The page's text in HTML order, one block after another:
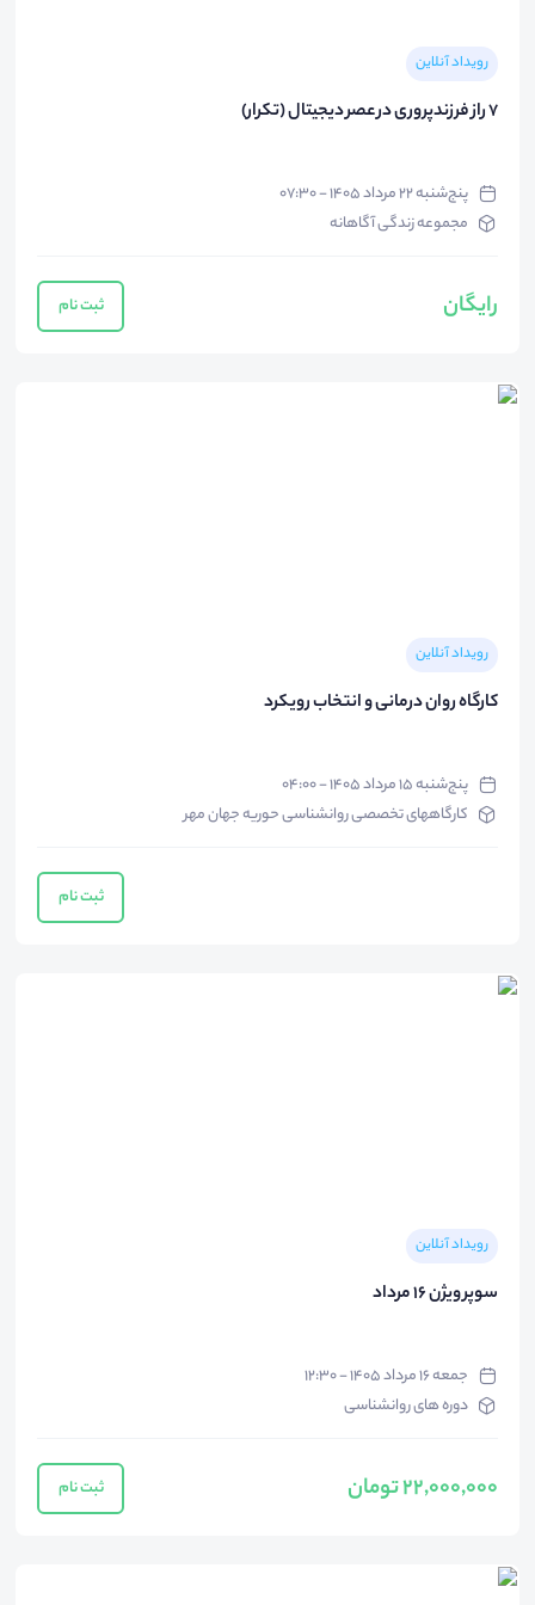
رویداد آنلاین
۷ راز فرزندپروری در عصر دیجیتال (تکرار)
پنج‌شنبه ۲۲ مرداد ۱۴۰۵ - ۰۷:۳۰
مجموعه زندگی آگاهانه
رایگان ثبت نام
رویداد آنلاین
کارگاه روان درمانی و انتخاب رویکرد
پنج‌شنبه ۱۵ مرداد ۱۴۰۵ - ۰۴:۰۰
کارگاههای تخصصی روانشناسی حوریه جهان مهر
ثبت نام
رویداد آنلاین
سوپر ویژن 16 مرداد
جمعه ۱۶ مرداد ۱۴۰۵ - ۱۲:۳۰
دوره های روانشناسی
22,000,000 تومان ثبت نام